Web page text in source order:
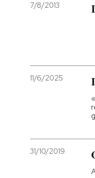
7/8/2013
11/6/2025
31/10/2019